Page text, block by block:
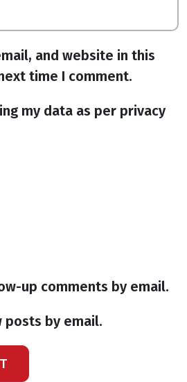
and website in this
time I comment.
my data as per privacy
up comments by email.
posts by email.